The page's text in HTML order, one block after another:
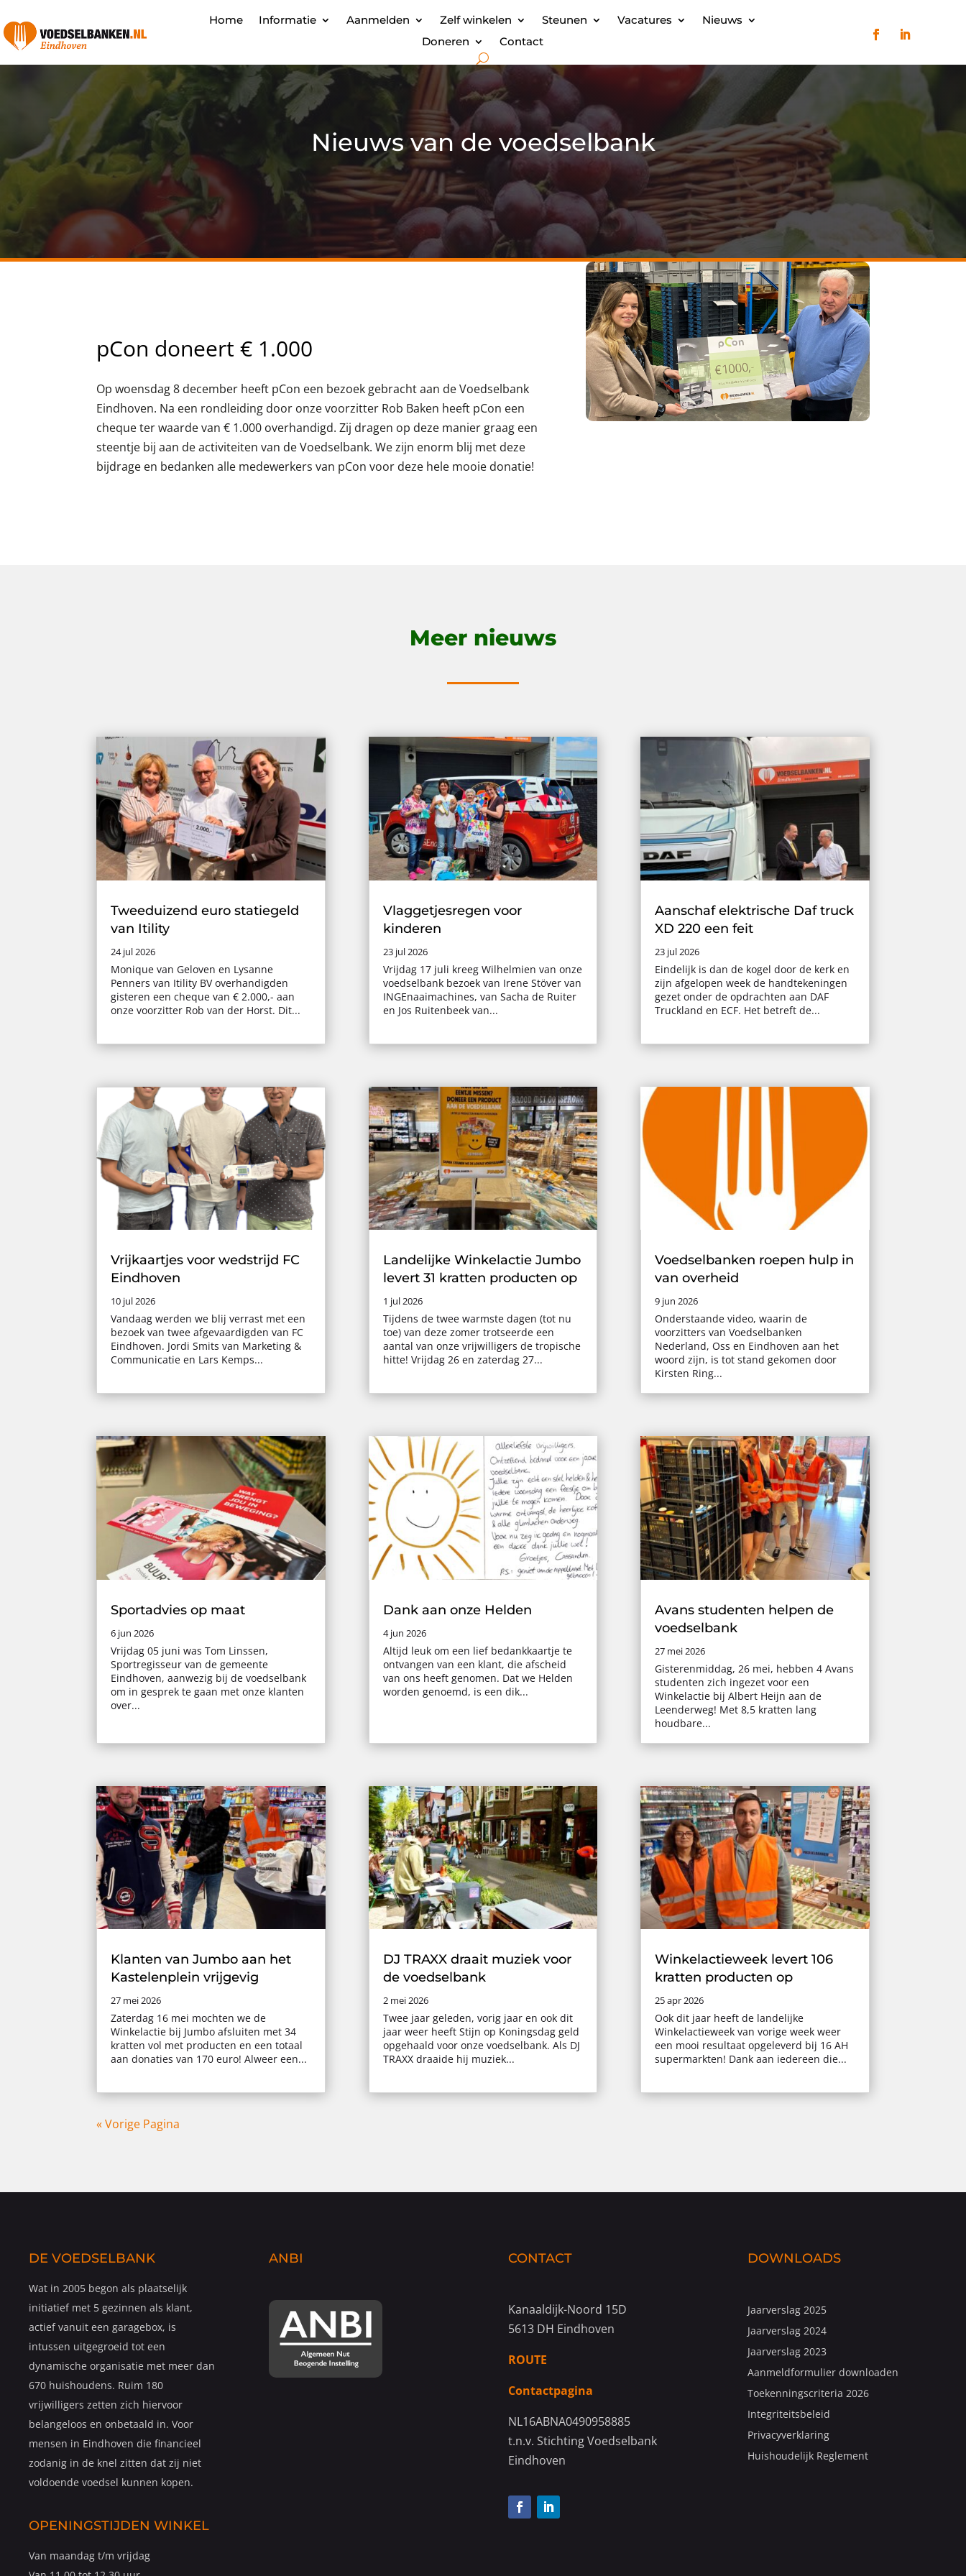
Home Informatie Aanmelden Zelf winkelen Steunen Vacatures
Nieuws
Doneren
Contact
Nieuws van de voedselbank
pCon doneert € 1.000
Op woensdag 8 december heeft pCon een bezoek gebracht aan de Voedselbank
Eindhoven. Na een rondleiding door onze voorzitter Rob Baken heeft pCon een
cheque ter waarde van € 1.000 overhandigd. Zij dragen op deze manier graag een
steentje bij aan de activiteiten van de Voedselbank. We zijn enorm blij met deze
bijdrage en bedanken alle medewerkers van pCon voor deze hele mooie donatie!
Meer nieuws
Tweeduizend euro statiegeld
van Itility
24 jul 2026
Monique van Geloven en Lysanne
Penners van Itility BV overhandigden
gisteren een cheque van € 2.000,- aan
onze voorzitter Rob van der Horst. Dit...
Vrijkaartjes voor wedstrijd FC
Eindhoven
10 jul 2026
Vandaag werden we blij verrast met een
bezoek van twee afgevaardigden van FC
Eindhoven. Jordi Smits van Marketing &
Communicatie en Lars Kemps...
Sportadvies op maat
6 jun 2026
Vrijdag 05 juni was Tom Linssen,
Sportregisseur van de gemeente
Eindhoven, aanwezig bij de voedselbank
om in gesprek te gaan met onze klanten
over...
Klanten van Jumbo aan het
Kastelenplein vrijgevig
27 mei 2026
Zaterdag 16 mei mochten we de
Winkelactie bij Jumbo afsluiten met 34
kratten vol met producten en een totaal
aan donaties van 170 euro! Alweer een...
Vlaggetjesregen voor
kinderen
23 jul 2026
Vrijdag 17 juli kreeg Wilhelmien van onze
voedselbank bezoek van Irene Stöver van
INGEnaaimachines, van Sacha de Ruiter
en Jos Ruitenbeek van...
Landelijke Winkelactie Jumbo
levert 31 kratten producten op
1 jul 2026
Tijdens de twee warmste dagen (tot nu
toe) van deze zomer trotseerde een
aantal van onze vrijwilligers de tropische
hitte! Vrijdag 26 en zaterdag 27...
Dank aan onze Helden
4 jun 2026
Altijd leuk om een lief bedankkaartje te
ontvangen van een klant, die afscheid
van ons heeft genomen. Dat we Helden
worden genoemd, is een dik...
DJ TRAXX draait muziek voor
de voedselbank
2 mei 2026
Twee jaar geleden, vorig jaar en ook dit
jaar weer heeft Stijn op Koningsdag geld
opgehaald voor onze voedselbank. Als DJ
TRAXX draaide hij muziek...
Aanschaf elektrische Daf truck
XD 220 een feit
23 jul 2026
Eindelijk is dan de kogel door de kerk en
zijn afgelopen week de handtekeningen
gezet onder de opdrachten aan DAF
Truckland en ECF. Het betreft de...
Voedselbanken roepen hulp in
van overheid
9 jun 2026
Onderstaande video, waarin de
voorzitters van Voedselbanken
Nederland, Oss en Eindhoven aan het
woord zijn, is tot stand gekomen door
Kirsten Ring...
Avans studenten helpen de
voedselbank
27 mei 2026
Gisterenmiddag, 26 mei, hebben 4 Avans
studenten zich ingezet voor een
Winkelactie bij Albert Heijn aan de
Leenderweg! Met 8,5 kratten lang
houdbare...
Winkelactieweek levert 106
kratten producten op
25 apr 2026
Ook dit jaar heeft de landelijke
Winkelactieweek van vorige week weer
een mooi resultaat opgeleverd bij 16 AH
supermarkten! Dank aan iedereen die...
« Vorige Pagina
DE VOEDSELBANK
Wat in 2005 begon als plaatselijk
initiatief met 5 gezinnen als klant,
actief vanuit een garagebox, is
intussen uitgegroeid tot een
dynamische organisatie met meer dan
670 huishoudens. Ruim 180
vrijwilligers zetten zich hiervoor
belangeloos en onbetaald in. Voor
mensen in Eindhoven die financieel
zodanig in de knel zitten dat zij niet
voldoende voedsel kunnen kopen.
OPENINGSTIJDEN WINKEL
Van maandag t/m vrijdag
ANBI CONTACT
Kanaaldijk-Noord 15D
5613 DH Eindhoven
ROUTE
Contactpagina
NL16ABNA0490958885
t.n.v. Stichting Voedselbank
Eindhoven
DOWNLOADS
Jaarverslag 2025
Jaarverslag 2024
Jaarverslag 2023
Aanmeldformulier downloaden
Toekenningscriteria 2026
Integriteitsbeleid
Privacyverklaring
Huishoudelijk Reglement